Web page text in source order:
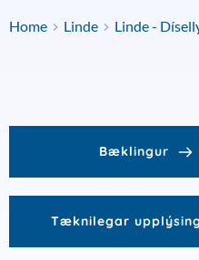
Home Linde Linde -
Bæklingur
Tæknilegar